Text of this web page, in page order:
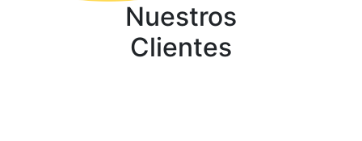
Nuestros
Clientes